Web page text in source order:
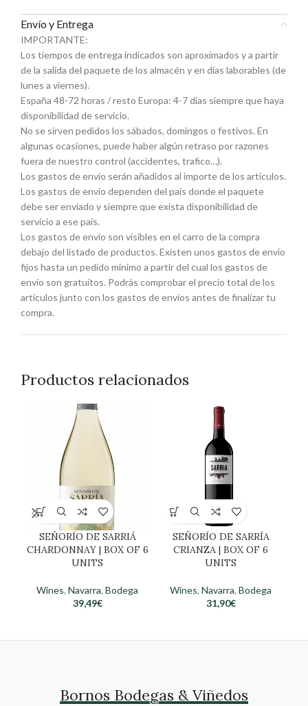
Envío y Entrega
IMPORTANTE:
Los tiempos de entrega indicados son aproximados y a partir
de la salida del paquete de los almacén y en días laborables (de
lunes a viernes).
España 48-72 horas / resto Europa: 4-7 días siempre que haya
disponibilidad de servicio.
No se sirven pedidos los sábados, domingos o festivos. En
algunas ocasiones, puede haber algún retraso por razones
fuera de nuestro control (accidentes, trafico…).
Los gastos de envío serán añadidos al importe de los artículos.
Los gastos de envío dependen del país donde el paquete
debe ser enviado y siempre que exista disponibilidad de
servicio a ese país.
Los gastos de envío son visibles en el carro de la compra
debajo del listado de productos. Existen unos gastos de envío
fijos hasta un pedido mínimo a partir del cual los gastos de
envío son gratuítos. Podrás comprobar el precio total de los
artículos junto con los gastos de envíos antes de finalizar tu
compra.
Productos relacionados
SEÑORÍO DE SARRIÁ
CHARDONNAY | BOX OF 6
UNITS
Wines, Navarra, Bodega
39,49€
SEÑORÍO DE SARRÍA
CRIANZA | BOX OF 6
UNITS
Wines, Navarra, Bodega
31,90€
Bornos Bodegas & Viñedos